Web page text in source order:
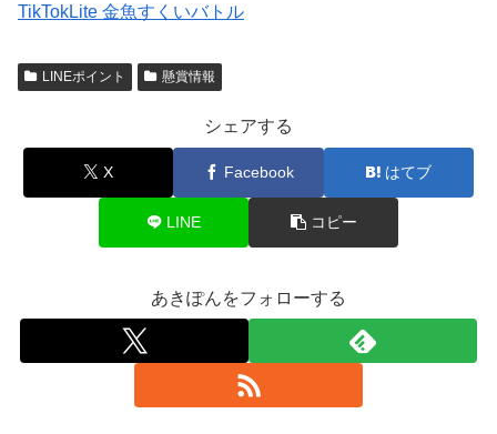
TikTokLite 金魚すくいバトル
LINEポイント 懸賞情報
シェアする
X Facebook はてブ
LINE コピー
あきぽんをフォローする